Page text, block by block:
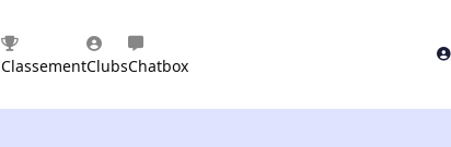
ClassementClubsChatbox